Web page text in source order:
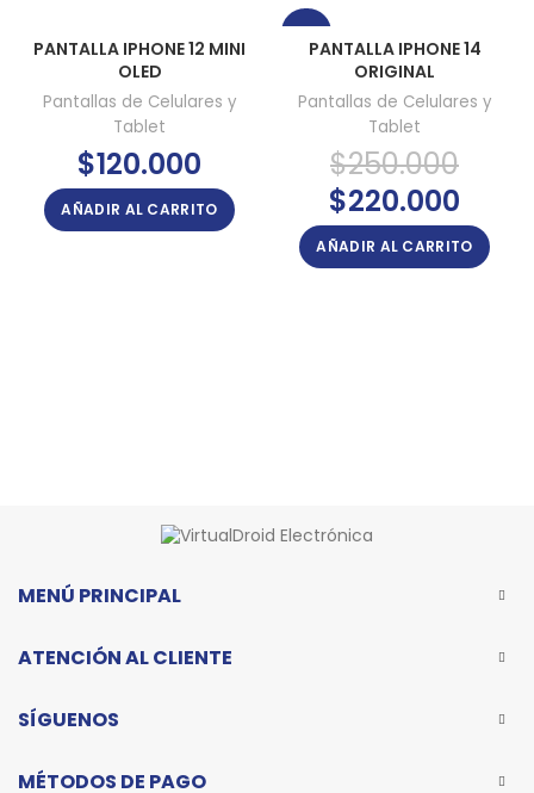
PANTALLA IPHONE 12 MINI
OLED
Pantallas de Celulares y
Tablet
$120.000
AÑADIR AL CARRITO
-12%
PANTALLA IPHONE 14
ORIGINAL
Pantallas de Celulares y
Tablet
$250.000
El
precio
original
era:
$220.000
actual
es:
AÑADIR AL CARRITO
MENÚ PRINCIPAL
ATENCIÓN AL CLIENTE
SÍGUENOS
MÉTODOS DE PAGO